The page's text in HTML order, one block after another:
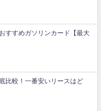
すすめガソリンカード【最大
比較！一番安いリースはど